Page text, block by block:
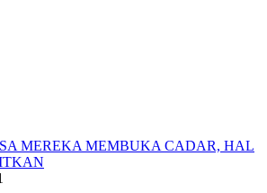
MEREKA MEMBUKA CADAR, HAL